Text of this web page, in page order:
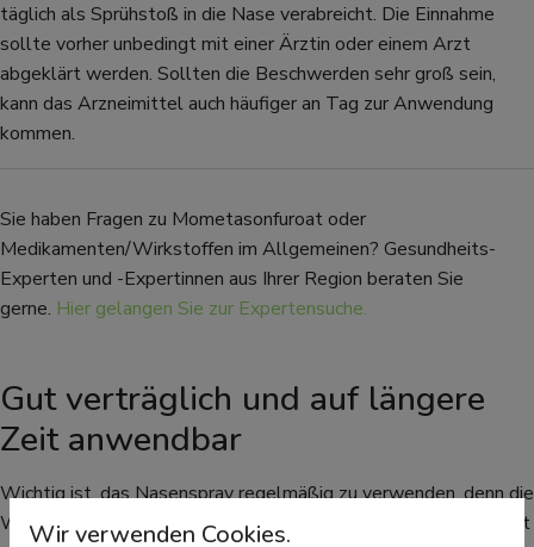
täglich als Sprühstoß in die Nase verabreicht. Die Einnahme
sollte vorher unbedingt mit einer Ärztin oder einem Arzt
abgeklärt werden. Sollten die Beschwerden sehr groß sein,
kann das Arzneimittel auch häufiger an Tag zur Anwendung
kommen.
Sie haben Fragen zu Mometasonfuroat oder
Medikamenten/Wirkstoffen im Allgemeinen? Gesundheits-
Experten und -Expertinnen aus Ihrer Region beraten Sie
gerne. Hier gelangen Sie zur Expertensuche.
Gut verträglich und auf längere
Zeit anwendbar
Wichtig ist, das Nasenspray regelmäßig zu verwenden, denn die
Wirkung - vor allem nach der erstmalige Anwendung - tritt erst
Wir verwenden Cookies.